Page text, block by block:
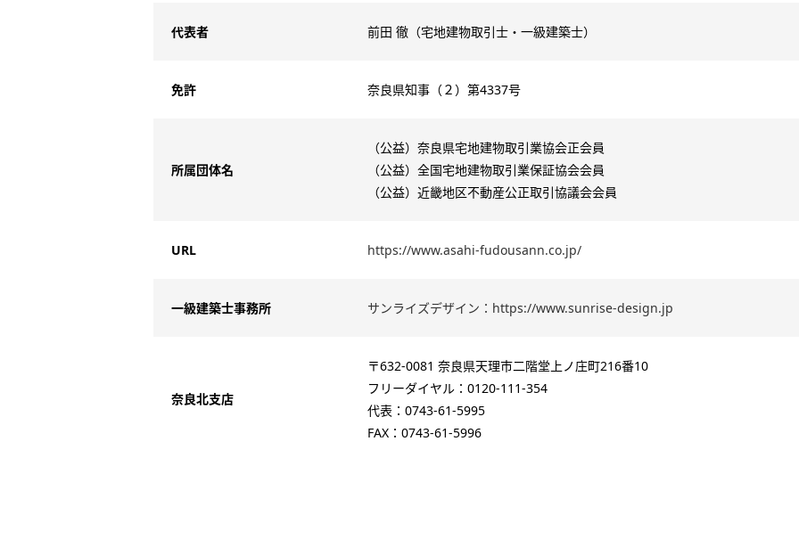
代表者 前田 徹（宅地建物取引士・一級建築士）
免許 奈良県知事（２）第4337号
所属団体名
（公益）奈良県宅地建物取引業協会正会員
（公益）全国宅地建物取引業保証協会会員
（公益）近畿地区不動産公正取引協議会会員
URL https://www.asahi-fudousann.co.jp/
一級建築士事務所 サンライズデザイン：https://www.sunrise-design.jp
奈良北支店
〒632-0081 奈良県天理市二階堂上ノ庄町216番10
フリーダイヤル：0120-111-354
代表：0743-61-5995
FAX：0743-61-5996